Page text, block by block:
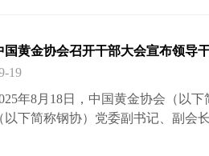
落实中央精神、服务“两个毫不动
设海南自由贸易港，是习近平…
国黄金协会召开干部大会宣布领导
19
年8月18日，中国黄金协会（以
以下简称钢协）党委副书记、副会